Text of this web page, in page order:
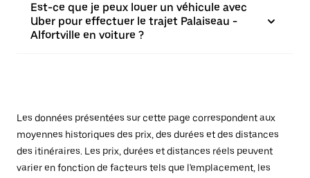
Est-ce que je peux louer un véhicule avec
Uber pour effectuer le trajet Palaiseau -
Alfortville en voiture ?
Les données présentées sur cette page correspondent aux
moyennes historiques des prix, des durées et des distances
des itinéraires. Les prix, durées et distances réels peuvent
varier en fonction de facteurs tels que l'emplacement, les